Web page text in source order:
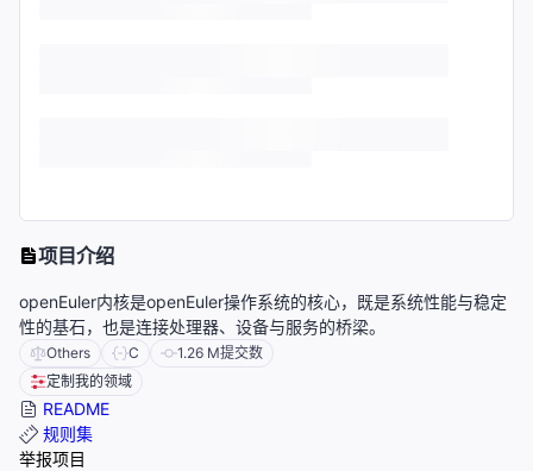
项目介绍
openEuler内核是openEuler操作系统的核心，既是系统性能与稳定
性的基石，也是连接处理器、设备与服务的桥梁。
Others C 1.26 M提交数
定制我的领域
README
规则集
举报项目